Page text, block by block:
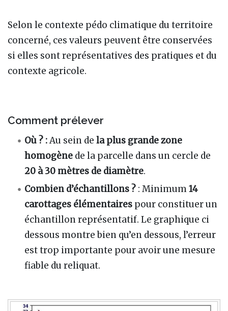
Selon le contexte pédo climatique du territoire
concerné, ces valeurs peuvent être conservées
si elles sont représentatives des pratiques et du
contexte agricole.
Comment prélever
Où ? :Au sein dela plus grande zone
homogène de la parcelle dans un cercle de
20 à 30 mètres de diamètre.
Combien d’échantillons ? : Minimum14
carottages élémentaires pour constituer un
échantillon représentatif. Le graphique ci
dessous montre bien qu’en dessous, l’erreur
est trop importante pour avoir une mesure
fiable du reliquat.